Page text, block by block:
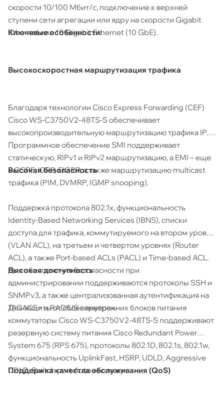
скорости 10/100 Мбит/с, подключение к верхней
ступени сети агрегации или ядру на скорости Gigabit
Ethernet или 10 Gigabit Ethernet (10 GbE).
Ключевые особенности:
Высокоскоростная маршрутизация трафика
Благодаря технологии Cisco Express Forwarding (CEF)
Cisco WS-C3750V2-48TS-S обеспечивает
высокопроизводительную маршрутизацию трафика IP.
Программное обеспечение SMI поддерживает
статическую, RIPv1 и RIPv2 маршрутизацию, а EMI – еще
и OSPF, IGRP, EIGRP, а также маршрутизацию multicast
трафика (PIM, DVMRP, IGMP snooping).
Высокая безопасность
Поддержка протокола 802.1x, функциональность
Identity-Based Networking Services (IBNS), списки
доступа для трафика, коммутируемого на втором уровне
(VLAN ACL), на третьем и четвертом уровнях (Router
ACL), а также Port-based ACLs (PACL) и Time-based ACL.
Для обеспечения безопасности при
администрировании поддерживаются протоколы SSH и
SNMPv3, а также централизованная аутентификация на
TACACS+ и RADIUS серверах.
Высокая доступность
Для защиты от сбоев внутренних блоков питания
коммутаторы Cisco WS-C3750V2-48TS-S поддерживают
резервную систему питания Cisco Redundant Power
System 675 (RPS 675), протоколы 802.1D, 802.1s, 802.1w,
функциональность UplinkFast, HSRP, UDLD, Aggressive
UDLD, Switch port Auto-recovery.
Поддержка качества обслуживания (QoS)